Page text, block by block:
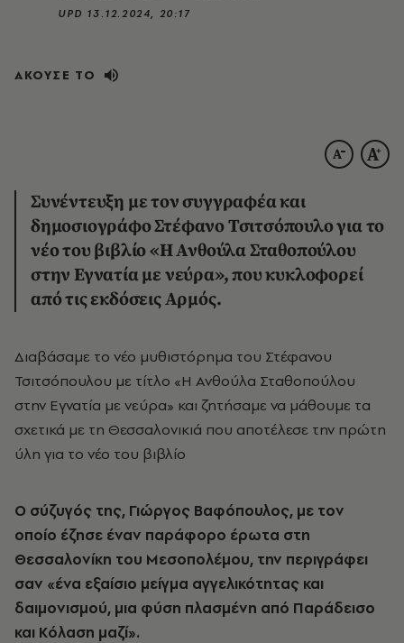
UPD 13.12.2024, 20:17
ΑΚΟΥΣΕ ΤΟ
Συνέντευξη με τον συγγραφέα και
δημοσιογράφο Στέφανο Τσιτσόπουλο για το
νέο του βιβλίο «Η Ανθούλα Σταθοπούλου
στην Εγνατία με νεύρα», που κυκλοφορεί
από τις εκδόσεις Αρμός.
Διαβάσαμε το νέο μυθιστόρημα του Στέφανου
Τσιτσόπουλου με τίτλο «Η Ανθούλα Σταθοπούλου
στην Εγνατία με νεύρα» και ζητήσαμε να μάθουμε τα
σχετικά με τη Θεσσαλονικιά που αποτέλεσε την πρώτη
ύλη για το νέο του βιβλίο
Ο σύζυγός της, Γιώργος Βαφόπουλος, με τον
οποίο έζησε έναν παράφορο έρωτα στη
Θεσσαλονίκη του Μεσοπολέμου, την περιγράφει
σαν «ένα εξαίσιο μείγμα αγγελικότητας και
δαιμονισμού, μια φύση πλασμένη από Παράδεισο
και Κόλαση μαζί».